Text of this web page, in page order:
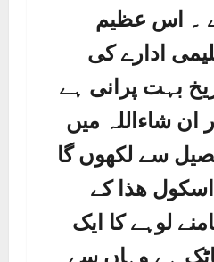
۔ اس عظیم
ادارے کی
بہت پرانی ہے
ان شاءاللہ میں
سے لکھوں گا
ھذا کے
لوہے کا ایک
ہے وہاں سے